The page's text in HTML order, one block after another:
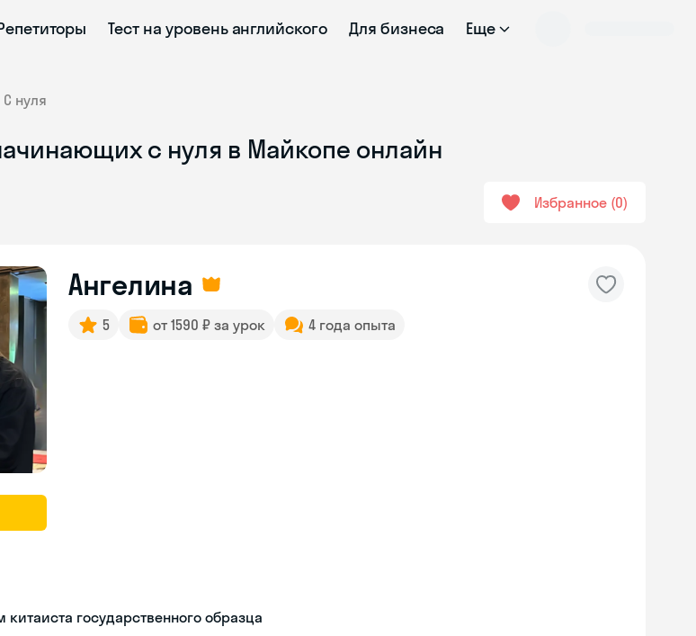
Тест на уровень английского Для бизнеса Еще
С нуля
с нуля в Майкопе онлайн
Избранное 0
Ангелина
5 от 1590 ₽ за урок 4 года опыта
государственного образца